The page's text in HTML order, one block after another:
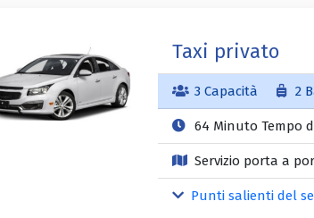
Taxi privato
3 Capacità 2
64 Minuto Tempo
Servizio porta a
Punti salienti del